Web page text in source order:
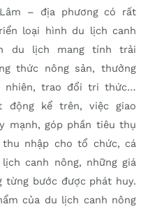
– địa phương có rất
loại hình du lịch canh
du lịch mang tính trải
thức nông sản, thưởng
nhiên, trao đổi tri thức…
động kể trên, việc giao
mạnh, góp phần tiêu thụ
nhập cho tổ chức, cá
canh nông, những giá
từng bước được phát huy.
của du lịch canh nông